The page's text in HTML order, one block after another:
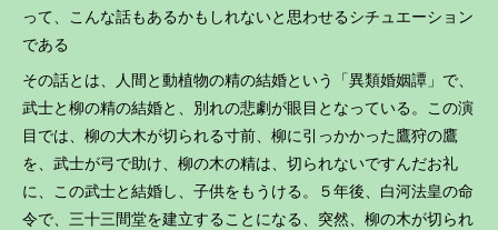
って、こんな話もあるかもしれないと思わせるシチュエーション
である
その話とは、人間と動植物の精の結婚という「異類婚姻譚」で、
武士と柳の精の結婚と、別れの悲劇が眼目となっている。この演
目では、柳の大木が切られる寸前、柳に引っかかった鷹狩の鷹
を、武士が弓で助け、柳の木の精は、切られないですんだお礼
に、この武士と結婚し、子供をもうける。５年後、白河法皇の命
令で、三十三間堂を建立することになる、突然、柳の木が切られ